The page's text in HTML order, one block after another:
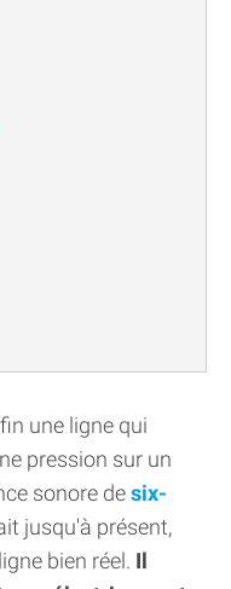
une ligne qui
pression sur un
sonore desix-
jusqu'à présent,
bien réel. Il